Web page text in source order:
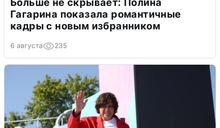
Больше не скрывает: Полина
Гагарина показала романтичные
кадры с новым избранником
6 августа 235